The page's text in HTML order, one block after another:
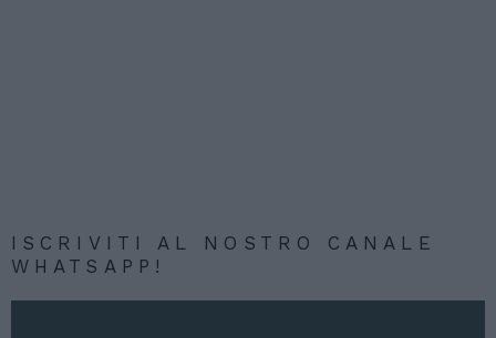
ISCRIVITI AL NOSTRO CANALE
WHATSAPP!